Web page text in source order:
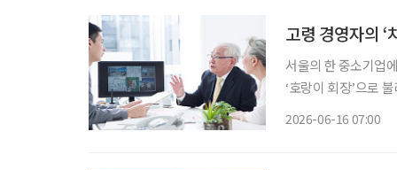
고령 경영자의 ‘
서울의 한 중소기업
‘호랑이 회장’으로
2026-06-16 07:00